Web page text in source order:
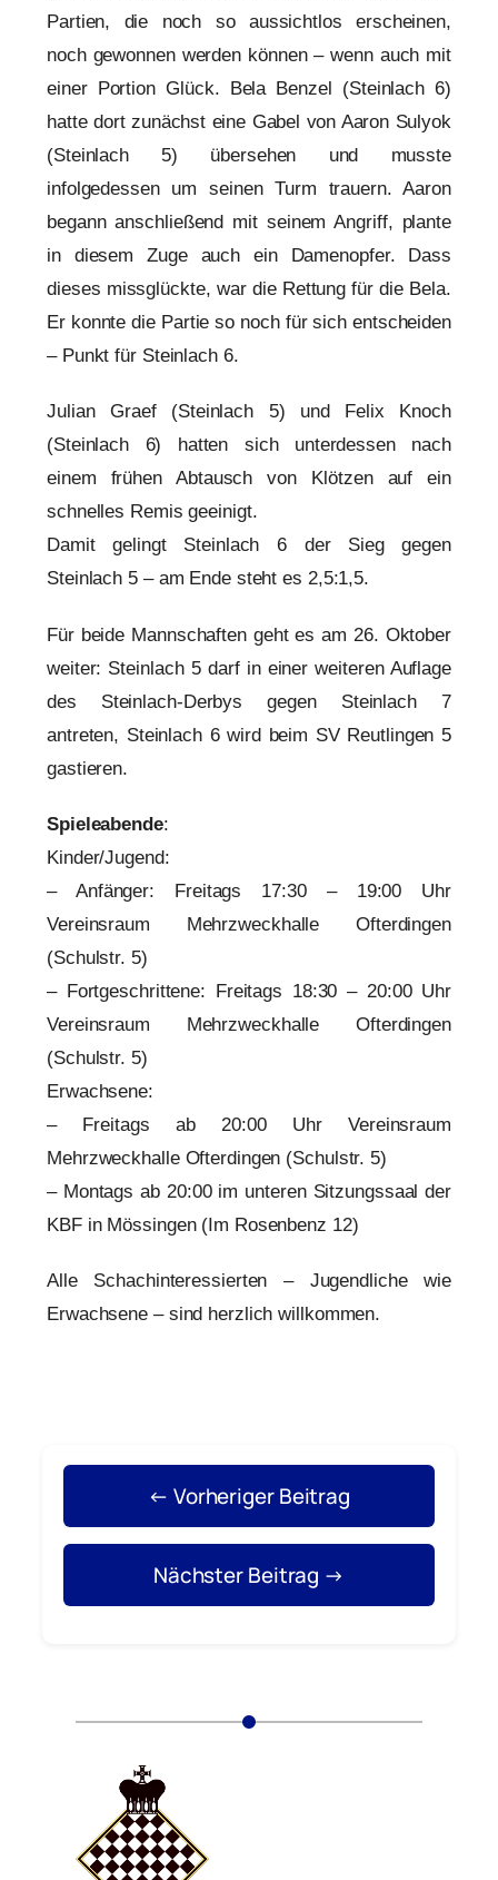
Partien, die noch so aussichtlos erscheinen,
noch gewonnen werden können – wenn auch mit
einer Portion Glück. Bela Benzel (Steinlach 6)
hatte dort zunächst eine Gabel von Aaron Sulyok
(Steinlach 5) übersehen und musste
infolgedessen um seinen Turm trauern. Aaron
begann anschließend mit seinem Angriff, plante
in diesem Zuge auch ein Damenopfer. Dass
dieses missglückte, war die Rettung für die Bela.
Er konnte die Partie so noch für sich entscheiden
– Punkt für Steinlach 6.
Julian Graef (Steinlach 5) und Felix Knoch
(Steinlach 6) hatten sich unterdessen nach
einem frühen Abtausch von Klötzen auf ein
schnelles Remis geeinigt.
Damit gelingt Steinlach 6 der Sieg gegen
Steinlach 5 – am Ende steht es 2,5:1,5.
Für beide Mannschaften geht es am 26. Oktober
weiter: Steinlach 5 darf in einer weiteren Auflage
des Steinlach-Derbys gegen Steinlach 7
antreten, Steinlach 6 wird beim SV Reutlingen 5
gastieren.
Spieleabende:
Kinder/Jugend:
– Anfänger: Freitags 17:30 – 19:00 Uhr
Vereinsraum Mehrzweckhalle Ofterdingen
(Schulstr. 5)
– Fortgeschrittene: Freitags 18:30 – 20:00 Uhr
Vereinsraum Mehrzweckhalle Ofterdingen
(Schulstr. 5)
Erwachsene:
– Freitags ab 20:00 Uhr Vereinsraum
Mehrzweckhalle Ofterdingen (Schulstr. 5)
– Montags ab 20:00 im unteren Sitzungssaal der
KBF in Mössingen (Im Rosenbenz 12)
Alle Schachinteressierten – Jugendliche wie
Erwachsene – sind herzlich willkommen.
← Vorheriger Beitrag
Nächster Beitrag →